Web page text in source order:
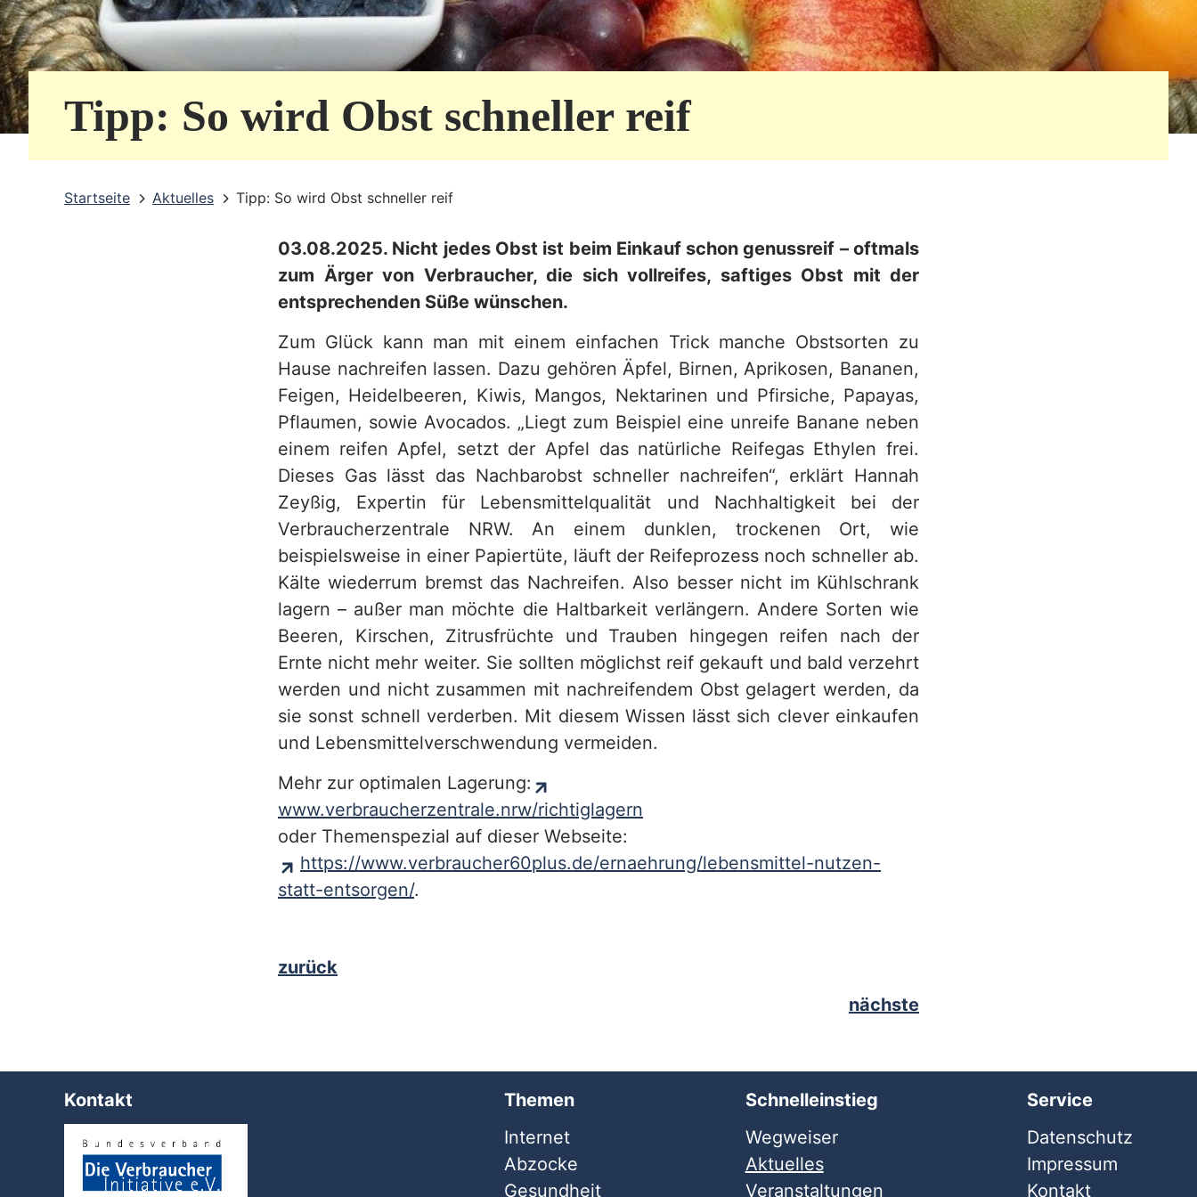
Tipp: So wird Obst schneller reif
Startseite Aktuelles Tipp: So wird Obst schneller reif
03.08.2025. Nicht jedes Obst ist beim Einkauf schon genussreif – oftmals
zum Ärger von Verbraucher, die sich vollreifes, saftiges Obst mit der
entsprechenden Süße wünschen.
Zum Glück kann man mit einem einfachen Trick manche Obstsorten zu
Hause nachreifen lassen. Dazu gehören Äpfel, Birnen, Aprikosen, Bananen,
Feigen, Heidelbeeren, Kiwis, Mangos, Nektarinen und Pfirsiche, Papayas,
Pflaumen, sowie Avocados. „Liegt zum Beispiel eine unreife Banane neben
einem reifen Apfel, setzt der Apfel das natürliche Reifegas Ethylen frei.
Dieses Gas lässt das Nachbarobst schneller nachreifen“, erklärt Hannah
Zeyßig, Expertin für Lebensmittelqualität und Nachhaltigkeit bei der
Verbraucherzentrale NRW. An einem dunklen, trockenen Ort, wie
beispielsweise in einer Papiertüte, läuft der Reifeprozess noch schneller ab.
Kälte wiederrum bremst das Nachreifen. Also besser nicht im Kühlschrank
lagern – außer man möchte die Haltbarkeit verlängern. Andere Sorten wie
Beeren, Kirschen, Zitrusfrüchte und Trauben hingegen reifen nach der
Ernte nicht mehr weiter. Sie sollten möglichst reif gekauft und bald verzehrt
werden und nicht zusammen mit nachreifendem Obst gelagert werden, da
sie sonst schnell verderben. Mit diesem Wissen lässt sich clever einkaufen
und Lebensmittelverschwendung vermeiden.
Mehr zur optimalen Lagerung:
www.verbraucherzentrale.nrw/richtiglagern
oder Themenspezial auf dieser Webseite:
https://www.verbraucher60plus.de/ernaehrung/lebensmittel-nutzen-
statt-entsorgen/.
zurück
nächste
e
r
v
i
Kontakt
Themen
Internet
Abzocke
Gesundheit
Schnelleinstieg
Wegweiser
Aktuelles
Veranstaltungen
Service
Datenschutz
Impressum
Kontakt